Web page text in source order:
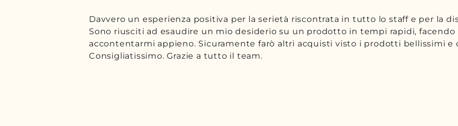
Una splendida boutique. Tutte le referenze che mi interessavano erano
personale molto gentile ed ho finalizzato il mio acquisto. Colgo l'occasione per